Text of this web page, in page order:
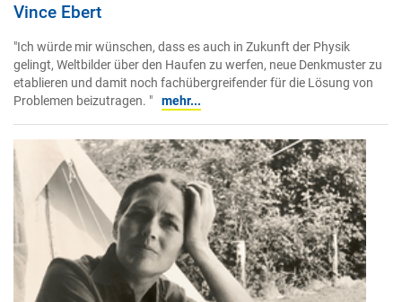
Vince Ebert
"Ich würde mir wünschen, dass es auch in Zukunft der Physik
gelingt, Weltbilder über den Haufen zu werfen, neue Denkmuster zu
etablieren und damit noch fachübergreifender für die Lösung von
Problemen beizutragen. " mehr...